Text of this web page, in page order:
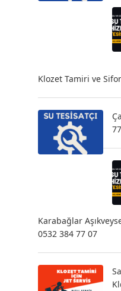
Klozet Tamiri ve
Karabağlar
0532 384 77 07